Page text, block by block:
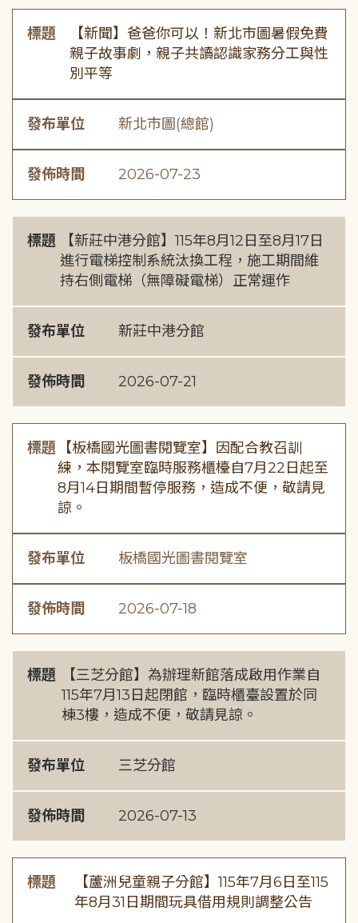
標題
【新聞】爸爸你可以！新北市圖暑假免費
親子故事劇，親子共讀認識家務分工與性
別平等
發布單位 新北市圖(總館)
發佈時間 2026-07-23
標題
【新莊中港分館】115年8月12日至8月17日
進行電梯控制系統汰換工程，施工期間維
持右側電梯（無障礙電梯）正常運作
發布單位 新莊中港分館
發佈時間 2026-07-21
標題
【板橋國光圖書閱覽室】因配合教召訓
練，本閱覽室臨時服務櫃檯自7月22日起至
8月14日期間暫停服務，造成不便，敬請見
諒。
發布單位 板橋國光圖書閱覽室
發佈時間 2026-07-18
標題
【三芝分館】為辦理新館落成啟用作業自
115年7月13日起閉館，臨時櫃臺設置於同
棟3樓，造成不便，敬請見諒。
發布單位 三芝分館
發佈時間 2026-07-13
標題
【蘆洲兒童親子分館】115年7月6日至115
年8月31日期間玩具借用規則調整公告